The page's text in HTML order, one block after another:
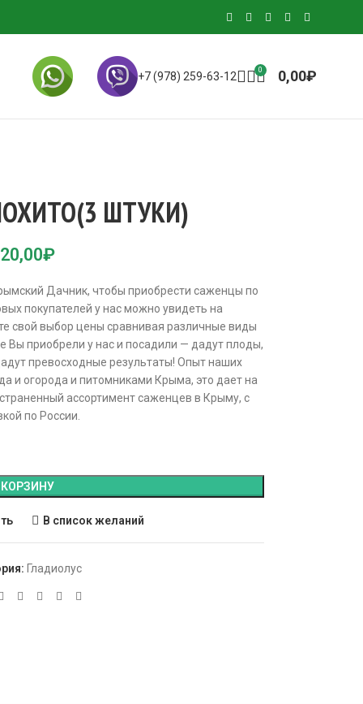
+7 (978) 259-63-12 0 0,00₽
ШТУКИ)
₽
Дачник, чтобы приобрести саженцы по
покупателей у нас можно увидеть на
свой выбор цены сравнивая различные виды
Вы приобрели у нас и посадили — дадут плоды,
превосходные результаты! Опыт наших
и огорода и питомниками Крыма, это дает на
ассортимент саженцев в Крыму, с
по России.
КОРЗИНУ
В список желаний
Гладиолус